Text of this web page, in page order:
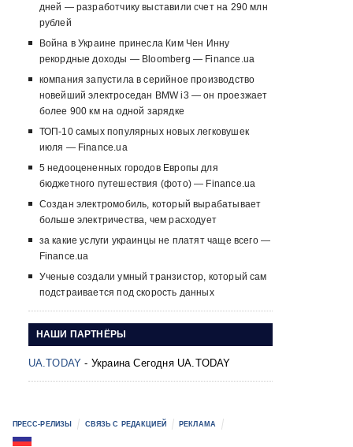
дней — разработчику выставили счет на 290 млн
рублей
Война в Украине принесла Ким Чен Инну
рекордные доходы — Bloomberg — Finance.ua
компания запустила в серийное производство
новейший электроседан BMW i3 — он проезжает
более 900 км на одной зарядке
ТОП-10 самых популярных новых легковушек
июля — Finance.ua
5 недооцененных городов Европы для
бюджетного путешествия (фото) — Finance.ua
Создан электромобиль, который вырабатывает
больше электричества, чем расходует
за какие услуги украинцы не платят чаще всего —
Finance.ua
Ученые создали умный транзистор, который сам
подстраивается под скорость данных
НАШИ ПАРТНЁРЫ
UA.TODAY - Украина Сегодня UA.TODAY
ПРЕСС-РЕЛИЗЫ СВЯЗЬ С РЕДАКЦИЕЙ РЕКЛАМА